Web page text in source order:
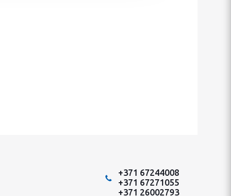
+371 67244008
+371 67271055
+371 26002793